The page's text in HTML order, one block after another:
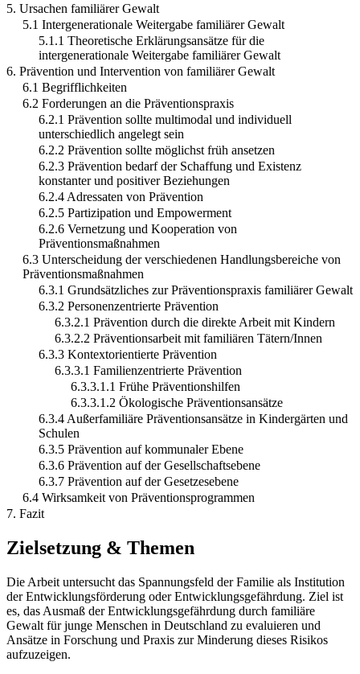
5. Ursachen familiärer Gewalt
5.1 Intergenerationale Weitergabe familiärer Gewalt
5.1.1 Theoretische Erklärungsansätze für die
intergenerationale Weitergabe familiärer Gewalt
6. Prävention und Intervention von familiärer Gewalt
6.1 Begrifflichkeiten
6.2 Forderungen an die Präventionspraxis
6.2.1 Prävention sollte multimodal und individuell
unterschiedlich angelegt sein
6.2.2 Prävention sollte möglichst früh ansetzen
6.2.3 Prävention bedarf der Schaffung und Existenz
konstanter und positiver Beziehungen
6.2.4 Adressaten von Prävention
6.2.5 Partizipation und Empowerment
6.2.6 Vernetzung und Kooperation von
Präventionsmaßnahmen
6.3 Unterscheidung der verschiedenen Handlungsbereiche von
Präventionsmaßnahmen
6.3.1 Grundsätzliches zur Präventionspraxis familiärer Gewalt
6.3.2 Personenzentrierte Prävention
6.3.2.1 Prävention durch die direkte Arbeit mit Kindern
6.3.2.2 Präventionsarbeit mit familiären Tätern/Innen
6.3.3 Kontextorientierte Prävention
6.3.3.1 Familienzentrierte Prävention
6.3.3.1.1 Frühe Präventionshilfen
6.3.3.1.2 Ökologische Präventionsansätze
6.3.4 Außerfamiliäre Präventionsansätze in Kindergärten und
Schulen
6.3.5 Prävention auf kommunaler Ebene
6.3.6 Prävention auf der Gesellschaftsebene
6.3.7 Prävention auf der Gesetzesebene
6.4 Wirksamkeit von Präventionsprogrammen
7. Fazit
Zielsetzung & Themen
Die Arbeit untersucht das Spannungsfeld der Familie als Institution
der Entwicklungsförderung oder Entwicklungsgefährdung. Ziel ist
es, das Ausmaß der Entwicklungsgefährdung durch familiäre
Gewalt für junge Menschen in Deutschland zu evaluieren und
Ansätze in Forschung und Praxis zur Minderung dieses Risikos
aufzuzeigen.